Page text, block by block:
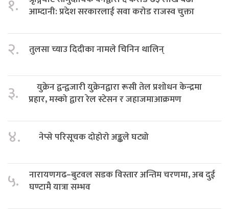
१.
आम्दानी: प्रदेश सरकारलाई सवा करोड राजस्व चुक्ता
२. तुलसा च्याउ दिदीका नामले चिनिन थालिन्
३.
युक्रेन द्वन्द्वजारी युक्रेनद्वारा रूसी तेल प्रशोधन केन्द्रमा
प्रहार, मस्को द्वारा रेल स्टेसन र जहाजमाआक्रमण
४. नेप्से परिसूचक दोहोरो अङ्कले घट्यो
५.
नारायणगढ–बुटवल सडक विस्तार अन्तिम चरणमा, अब दुई
घण्टामै यात्रा सम्भव